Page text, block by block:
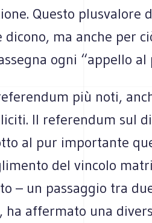
Questo plusvalore
dicono, ma anche per
ogni “appello al
più noti,
Il referendum sul
al pur importante
del vincolo
– un passaggio tra
affermato una